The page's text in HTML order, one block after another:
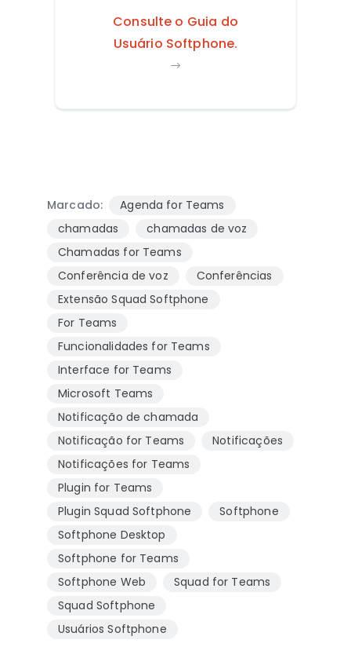
Consulte o Guia do
Usuário Softphone.
Marcado:
Agenda for Teams
chamadas
chamadas de voz
Chamadas for Teams
Conferência de voz
Conferências
Extensão Squad Softphone
For Teams
Funcionalidades for Teams
Interface for Teams
Microsoft Teams
Notificação de chamada
Notificação for Teams
Notificações
Notificações for Teams
Plugin for Teams
Plugin Squad Softphone
Softphone
Softphone Desktop
Softphone for Teams
Softphone Web
Squad for Teams
Squad Softphone
Usuários Softphone